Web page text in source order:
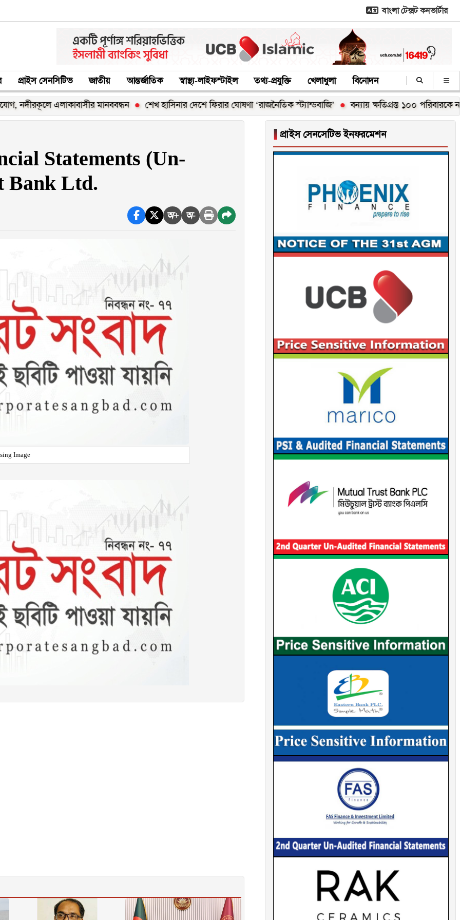
বাংলা টেক্সট কনভার্টার
প্রাইস সেনসিটিভ জাতীয় আন্তর্জাতিক স্বাস্থ্য-লাইফস্টাইল তথ্য-প্রযুক্তি খেলাধুলা বিনোদন
এলাকাবাসীর মানববন্ধন শেখ হাসিনার দেশে ফিরার ঘোষণা ‘রাজনৈতিক স্ট্যান্ডবাজি’ বন্যায় ক্ষতিগ্রস্ত ১০০ পরিবারকে নতুন ঘর
Statements (Un-
Bank Ltd.
অ+ অ-
Image
▐ প্রাইস সেনসেটিভ ইনফরমেশন